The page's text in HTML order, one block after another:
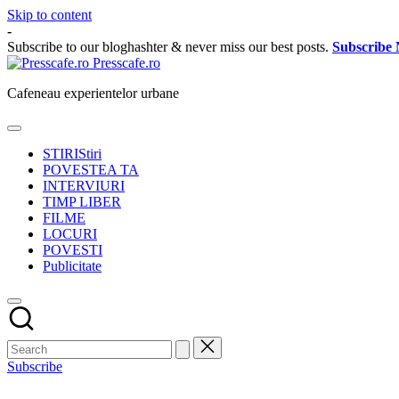
Skip to content
-
Subscribe to our bloghashter & never miss our best posts. Subscribe
Presscafe.ro
Cafeneau experientelor urbane
STIRIStiri
POVESTEA TA
INTERVIURI
TIMP LIBER
FILME
LOCURI
POVESTI
Publicitate
Subscribe